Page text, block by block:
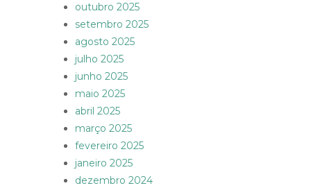
outubro 2025
setembro 2025
agosto 2025
julho 2025
junho 2025
maio 2025
abril 2025
março 2025
fevereiro 2025
janeiro 2025
dezembro 2024